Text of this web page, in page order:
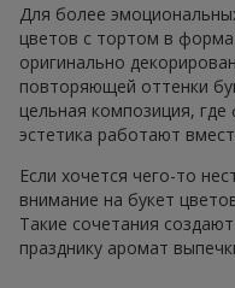
Для более
цветов с тортом в
оригинально
повторяющей оттенки
цельная композиция,
эстетика работают
Если хочется чего-то
внимание на букет
Такие сочетания
празднику аромат